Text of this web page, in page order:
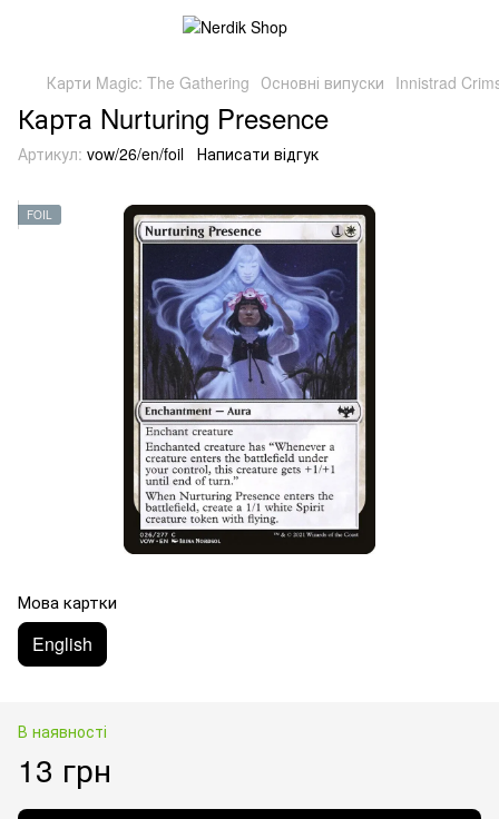
Карти Magic: The Gathering Основні випуски Innistrad
Карта Nurturing Presence
Артикул: vow/26/en/foil Написати відгук
FOIL
Мова картки
English
В наявності
13 грн